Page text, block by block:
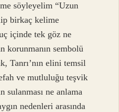
söyleyelim “Uzun
birkaç kelime
içinde tek göz ne
korunmanın sembolü
Tanrı’nın elini temsil
ve mutluluğu teşvik
sulanması ne anlama
nedenleri arasında